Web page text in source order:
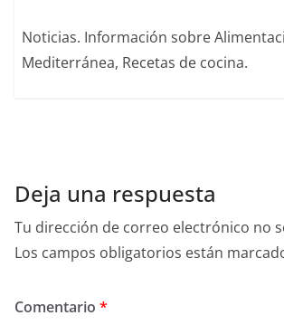
Noticias. Información sobre
Mediterránea, Recetas de cocina.
Deja una respuesta
Tu dirección de correo electrónico no
Los campos obligatorios están
Comentario *